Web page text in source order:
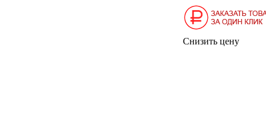
Снизить цену